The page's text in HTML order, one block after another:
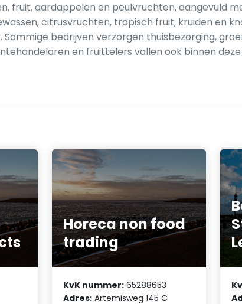
fruit, aardappelen en peulvruchten, aangevuld
citrusvruchten, tropisch fruit, kruiden en
bedrijven verzorgen thuisbezorging,
en fruittelers vallen ook binnen
Horeca non food
trading
KvK nummer: 65288653
Adres: Artemisweg 145 C